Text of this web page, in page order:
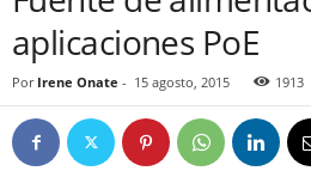
aplicaciones PoE
Por Irene Onate - 15 agosto, 2015 1913